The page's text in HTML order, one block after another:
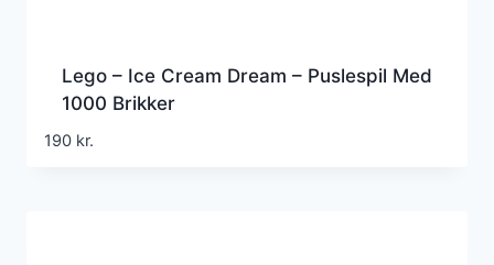
Lego – Ice Cream Dream – Puslespil Med
1000 Brikker
190 kr.